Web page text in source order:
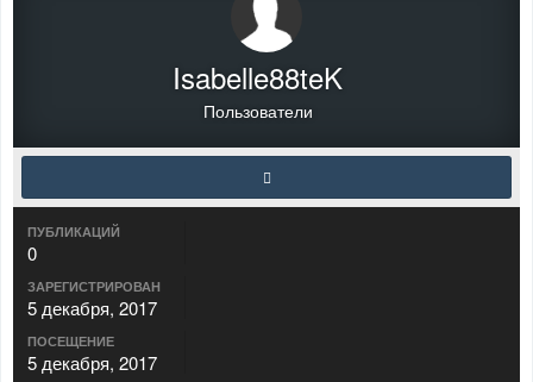
Isabelle88teK
Пользователи
ПУБЛИКАЦИЙ
0
ЗАРЕГИСТРИРОВАН
5 декабря, 2017
ПОСЕЩЕНИЕ
5 декабря, 2017